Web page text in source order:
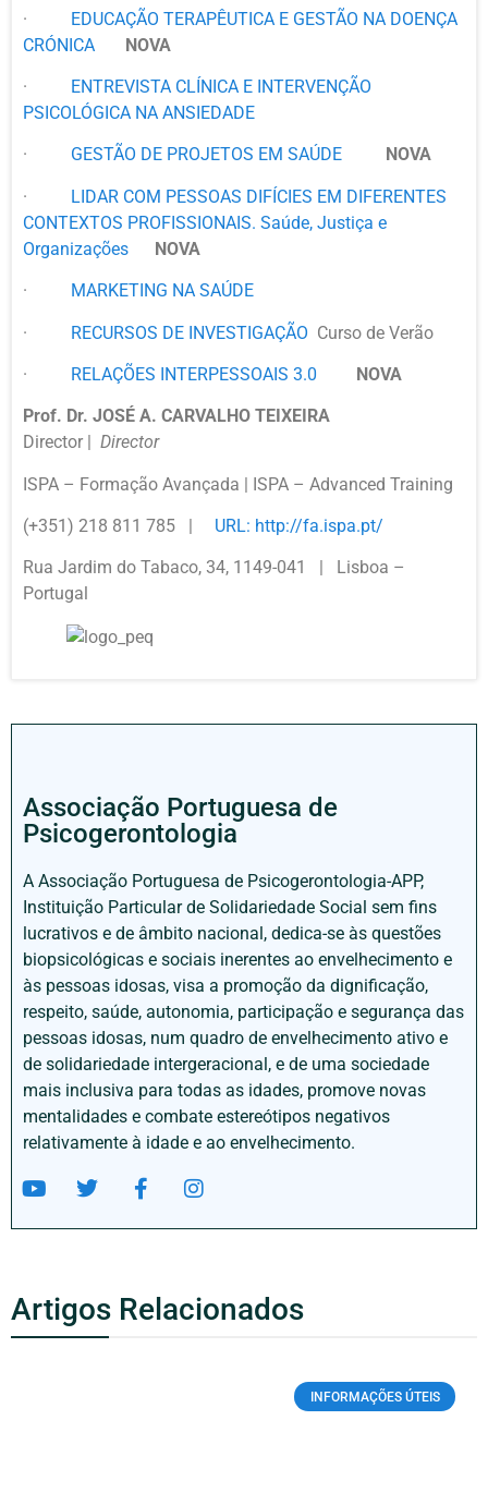
· EDUCAÇÃO TERAPÊUTICA E GESTÃO NA DOENÇA
CRÓNICA
NOVA
· ENTREVISTA CLÍNICA E INTERVENÇÃO
PSICOLÓGICA NA ANSIEDADE
· GESTÃO DE PROJETOS EM SAÚDE NOVA
· LIDAR COM PESSOAS DIFÍCIES EM DIFERENTES
CONTEXTOS PROFISSIONAIS. Saúde, Justiça e
Organizações
NOVA
· MARKETING NA SAÚDE
· RECURSOS DE INVESTIGAÇÃO Curso de Verão
· RELAÇÕES INTERPESSOAIS 3.0 NOVA
Prof. Dr. JOSÉ A. CARVALHO TEIXEIRA
Director | Director
ISPA – Formação Avançada | ISPA – Advanced Training
(+351) 218 811 785 | URL: http://fa.ispa.pt/
Rua Jardim do Tabaco, 34, 1149-041 | Lisboa –
Portugal
Associação Portuguesa de
Psicogerontologia
A Associação Portuguesa de Psicogerontologia-APP,
Instituição Particular de Solidariedade Social sem fins
lucrativos e de âmbito nacional, dedica-se às questões
biopsicológicas e sociais inerentes ao envelhecimento e
às pessoas idosas, visa a promoção da dignificação,
respeito, saúde, autonomia, participação e segurança das
pessoas idosas, num quadro de envelhecimento ativo e
de solidariedade intergeracional, e de uma sociedade
mais inclusiva para todas as idades, promove novas
mentalidades e combate estereótipos negativos
relativamente à idade e ao envelhecimento.
Artigos Relacionados
INFORMAÇÕES ÚTEIS